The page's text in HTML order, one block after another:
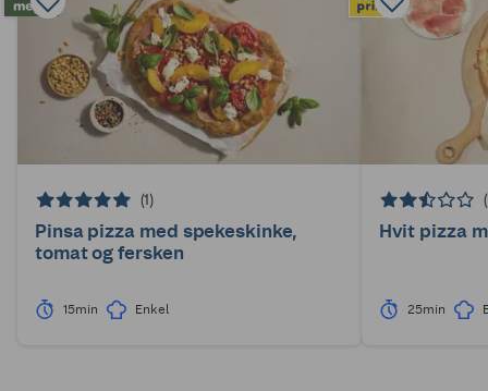
(1)
Pinsa pizza med spekeskinke,
tomat og fersken
15min Enkel
Hvit pizza
25min